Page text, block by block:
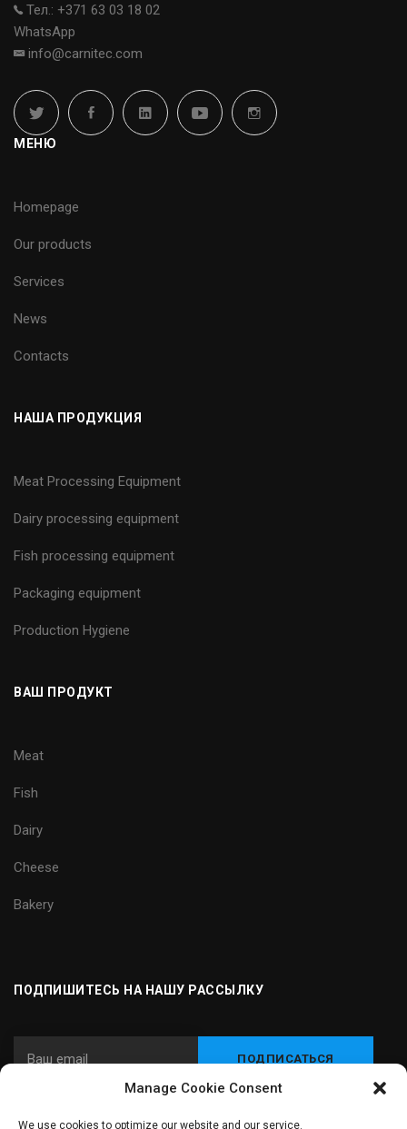
Manage Cookie Consent
We use cookies to optimize our website and our service.
Тел.: +371 63 03 18 02
WhatsApp
info@carnitec.com
МЕНЮ
Homepage
Our products
Services
News
Contacts
НАША ПРОДУКЦИЯ
Meat Processing Equipment
Dairy processing equipment
Fish processing equipment
Packaging equipment
Production Hygiene
ВАШ ПРОДУКТ
Meat
Fish
Dairy
Cheese
Bakery
ПОДПИШИТЕСЬ НА НАШУ РАССЫЛКУ